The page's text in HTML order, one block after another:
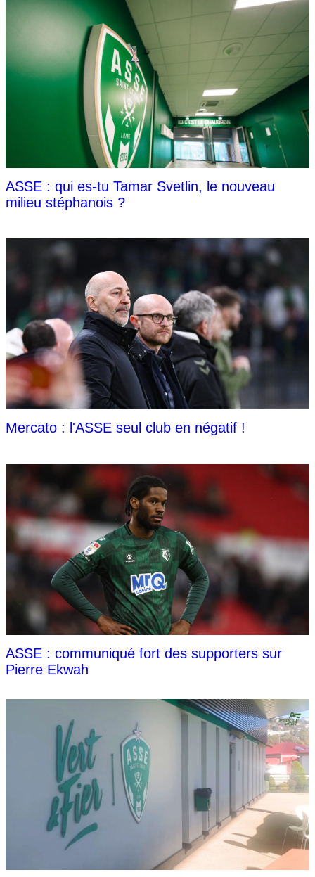
ASSE : qui es-tu Tamar Svetlin, le nouveau
milieu stéphanois ?
Mercato : l'ASSE seul club en négatif !
ASSE : communiqué fort des supporters sur
Pierre Ekwah